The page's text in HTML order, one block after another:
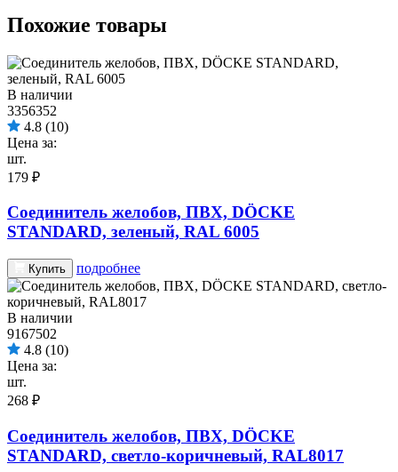
Похожие товары
В наличии
3356352
4.8 (10)
Цена за:
шт.
179 ₽
Соединитель желобов, ПВХ, DÖCKE
STANDARD, зеленый, RAL 6005
Купить подробнее
В наличии
9167502
4.8 (10)
Цена за:
шт.
268 ₽
Соединитель желобов, ПВХ, DÖCKE
STANDARD, светло-коричневый, RAL8017